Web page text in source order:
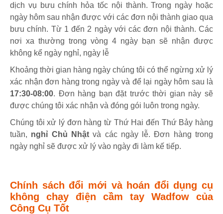
dịch vụ bưu chính hỏa tốc nội thành. Trong ngày hoặc
ngày hôm sau nhận được với các đơn nội thành giao qua
bưu chính. Từ 1 đến 2 ngày với các đơn nội thành. Các
nơi xa thường trong vòng 4 ngày bạn sẽ nhận được
không kể ngày nghỉ, ngày lễ
Khoảng thời gian hàng ngày chúng tôi có thể ngừng xử lý
xác nhận đơn hàng trong ngày và để lại ngày hôm sau là
17:30-08:00. Đơn hàng bạn đặt trước thời gian này sẽ
được chúng tôi xác nhận và đóng gói luôn trong ngày.
Chúng tôi xử lý đơn hàng từ Thứ Hai đến Thứ Bảy hàng
tuần, nghỉ Chủ Nhậtvà các ngày lễ. Đơn hàng trong
ngày nghỉ sẽ được xử lý vào ngày đi làm kế tiếp.
Chính sách đổi mới và hoán đổi dụng cụ
không chạy điện cầm tay Wadfow của
Công Cụ Tốt